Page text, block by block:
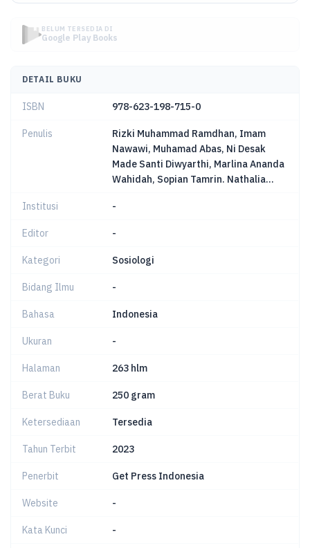
BELUM TERSEDIA DI
Google Play Books
DETAIL BUKU
ISBN 978-623-198-715-0
Penulis
Rizki Muhammad Ramdhan, Imam
Nawawi, Muhamad Abas, Ni Desak
Made Santi Diwyarthi, Marlina Ananda
Wahidah, Sopian Tamrin. Nathalia...
Institusi -
Editor -
Kategori Sosiologi
Bidang Ilmu -
Bahasa Indonesia
Ukuran -
Halaman 263 hlm
Berat Buku 250 gram
Ketersediaan Tersedia
Tahun Terbit 2023
Penerbit Get Press Indonesia
Website -
Kata Kunci -